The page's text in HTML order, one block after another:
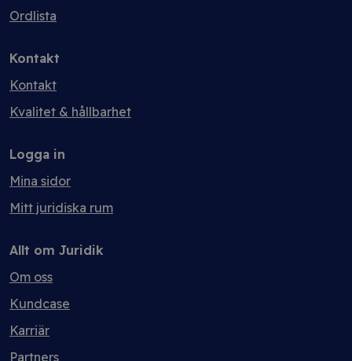
Ordlista
Kontakt
Kontakt
Kvalitet & hållbarhet
Logga in
Mina sidor
Mitt juridiska rum
Allt om Juridik
Om oss
Kundcase
Karriär
Partners